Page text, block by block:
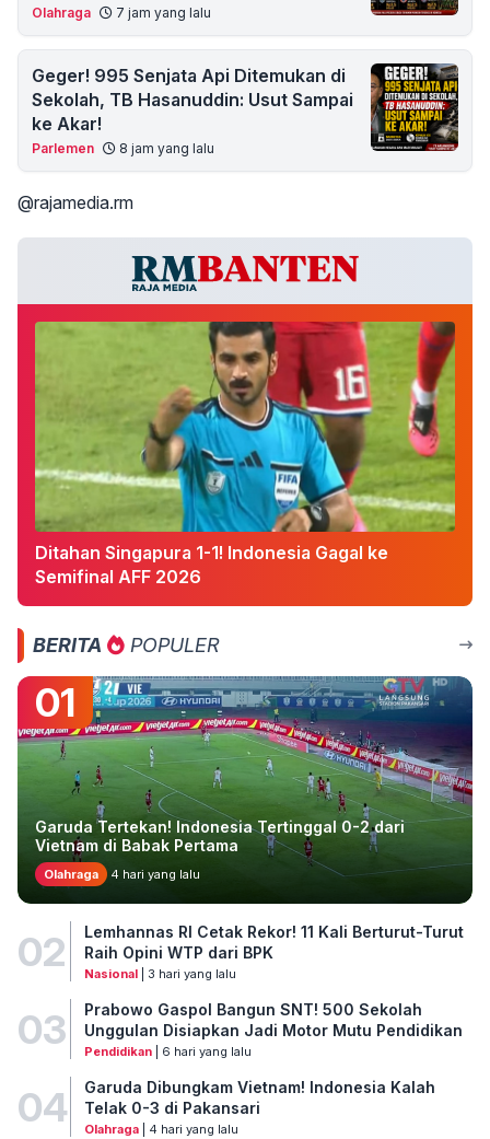
Olahraga 7 jam yang lalu
Geger! 995 Senjata Api Ditemukan di
Sekolah, TB Hasanuddin: Usut Sampai
ke Akar!
Parlemen 8 jam yang lalu
@rajamedia.rm
Ditahan Singapura 1-1! Indonesia Gagal ke
Semifinal AFF 2026
BERITA POPULER
01
Garuda Tertekan! Indonesia Tertinggal 0-2 dari
Vietnam di Babak Pertama
Olahraga 4 hari yang lalu
02
Lemhannas RI Cetak Rekor! 11 Kali Berturut-Turut
Raih Opini WTP dari BPK
Nasional| 3 hari yang lalu
03
Prabowo Gaspol Bangun SNT! 500 Sekolah
Unggulan Disiapkan Jadi Motor Mutu Pendidikan
Pendidikan| 6 hari yang lalu
04
Garuda Dibungkam Vietnam! Indonesia Kalah
Telak 0-3 di Pakansari
Olahraga| 4 hari yang lalu